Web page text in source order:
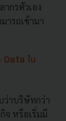
กรตัวเอง
ารถเข้ามา
Data ใน
ว่าบริษัทกว่า
จ หรือเริ่มมี